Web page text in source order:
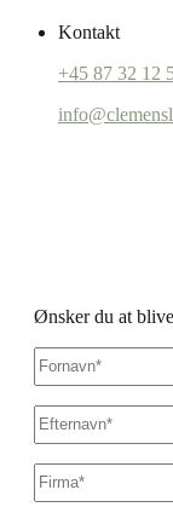
Kontakt
+45 87 32 12
Ønsker du at
Fornavn*
Efternavn*
Firmanavn